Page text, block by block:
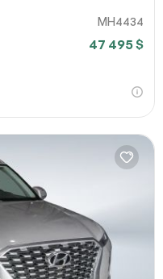
MH4434
47 495 $